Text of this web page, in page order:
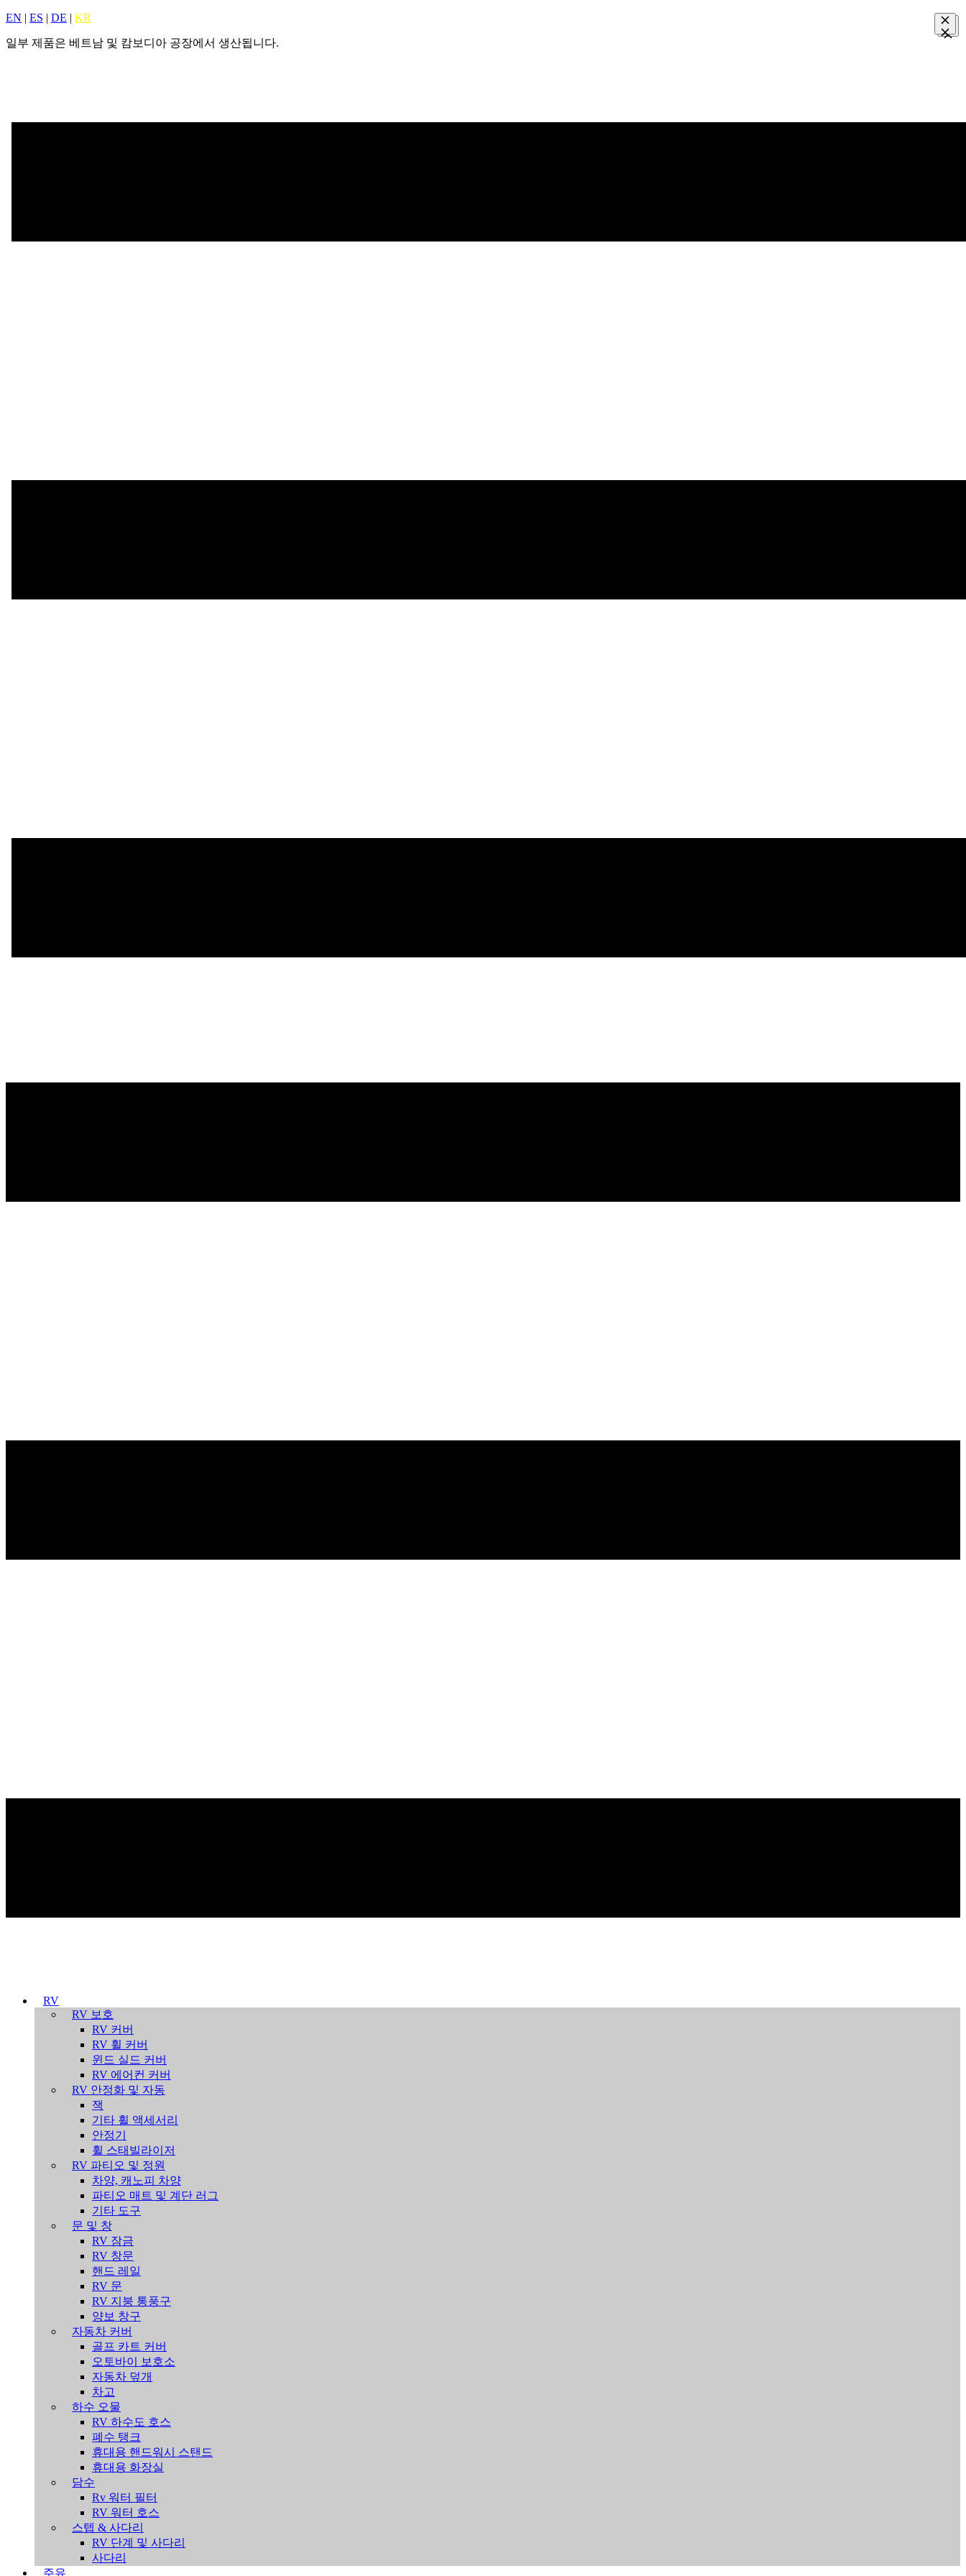
EN | ES | DE | KR
일부 제품은 베트남 및 캄보디아 공장에서 생산됩니다.
RV
RV 보호
RV 커버
RV 휠 커버
윈드 실드 커버
RV 에어컨 커버
RV 안정화 및 자동
잭
기타 휠 액세서리
안정기
휠 스태빌라이저
RV 파티오 및 정원
차양, 캐노피 차양
파티오 매트 및 계단 러그
기타 도구
문 및 창
RV 잠금
RV 창문
핸드 레일
RV 문
RV 지붕 통풍구
양보 창구
자동차 커버
골프 카트 커버
오토바이 보호소
자동차 덮개
차고
하수 오물
RV 하수도 호스
폐수 탱크
휴대용 핸드워시 스탠드
휴대용 화장실
담수
Rv 워터 필터
RV 워터 호스
스텝 & 사다리
RV 단계 및 사다리
사다리
주유